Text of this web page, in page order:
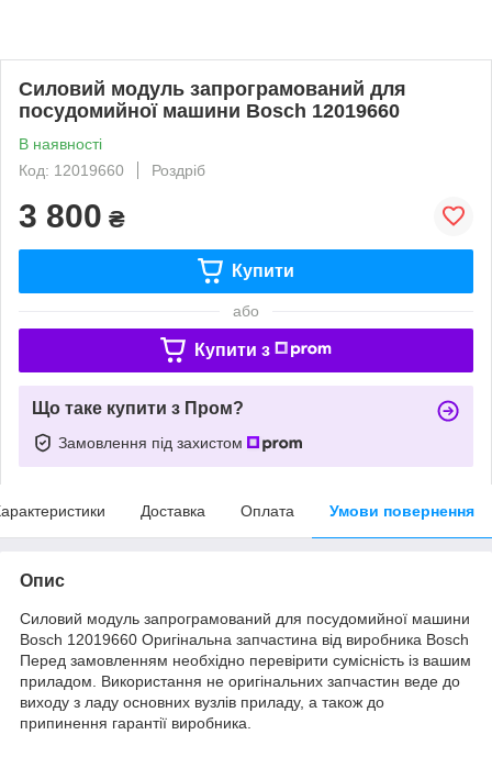
Силовий модуль запрограмований для
посудомийної машини Bosch 12019660
В наявності
Код: 12019660
Роздріб
3 800 ₴
Купити
або
Купити з
Що таке купити з Пром?
Замовлення під захистом
Доставка Оплата Умови повернення
Опис
Силовий модуль запрограмований для посудомийної машини
Bosch 12019660 Оригінальна запчастина від виробника Bosch
Перед замовленням необхідно перевірити сумісність із вашим
приладом. Використання не оригінальних запчастин веде до
виходу з ладу основних вузлів приладу, а також до
припинення гарантії виробника.